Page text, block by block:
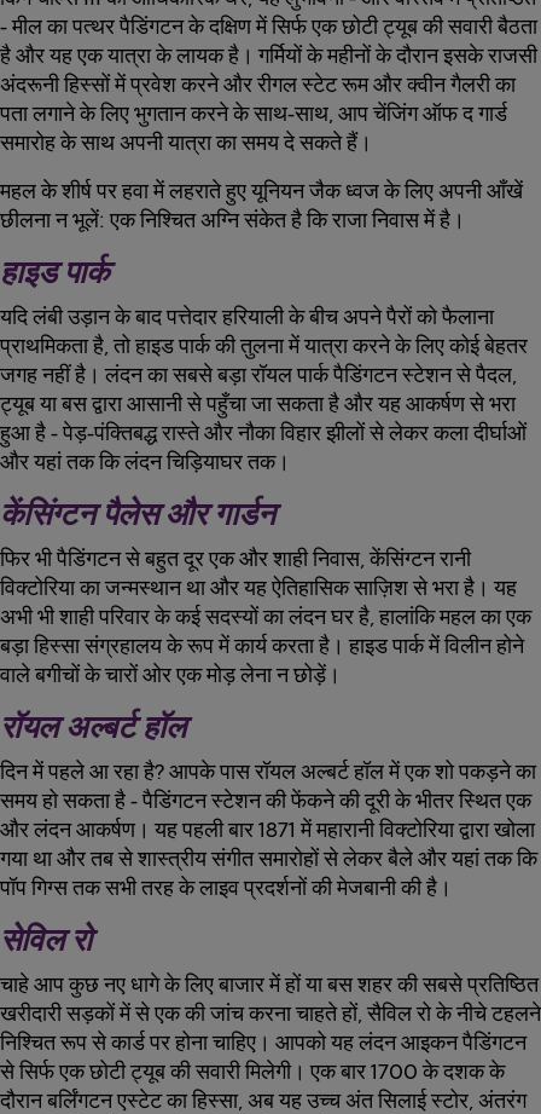
- मील का पत्थर पैडिंगटन के दक्षिण में सिर्फ एक छोटी ट्यूब की सवारी बैठता
है और यह एक यात्रा के लायक है। गर्मियों के महीनों के दौरान इसके राजसी
अंदरूनी हिस्सों में प्रवेश करने और रीगल स्टेट रूम और क्वीन गैलरी का
पता लगाने के लिए भुगतान करने के साथ-साथ, आप चेंजिंग ऑफ द गार्ड
समारोह के साथ अपनी यात्रा का समय दे सकते हैं।
महल के शीर्ष पर हवा में लहराते हुए यूनियन जैक ध्वज के लिए अपनी आँखें
छीलना न भूलें: एक निश्चित अग्नि संकेत है कि राजा निवास में है।
हाइड पार्क
यदि लंबी उड़ान के बाद पत्तेदार हरियाली के बीच अपने पैरों को फैलाना
प्राथमिकता है, तो हाइड पार्क की तुलना में यात्रा करने के लिए कोई बेहतर
जगह नहीं है। लंदन का सबसे बड़ा रॉयल पार्क पैडिंगटन स्टेशन से पैदल,
ट्यूब या बस द्वारा आसानी से पहुँचा जा सकता है और यह आकर्षण से भरा
हुआ है - पेड़-पंक्तिबद्ध रास्ते और नौका विहार झीलों से लेकर कला दीर्घाओं
और यहां तक कि लंदन चिड़ियाघर तक।
केंसिंग्टन पैलेस और गार्डन
फिर भी पैडिंगटन से बहुत दूर एक और शाही निवास, केंसिंग्टन रानी
विक्टोरिया का जन्मस्थान था और यह ऐतिहासिक साज़िश से भरा है। यह
अभी भी शाही परिवार के कई सदस्यों का लंदन घर है, हालांकि महल का एक
बड़ा हिस्सा संग्रहालय के रूप में कार्य करता है। हाइड पार्क में विलीन होने
वाले बगीचों के चारों ओर एक मोड़ लेना न छोड़ें।
रॉयल अल्बर्ट हॉल
दिन में पहले आ रहा है? आपके पास रॉयल अल्बर्ट हॉल में एक शो पकड़ने का
समय हो सकता है - पैडिंगटन स्टेशन की फेंकने की दूरी के भीतर स्थित एक
और लंदन आकर्षण। यह पहली बार 1871 में महारानी विक्टोरिया द्वारा खोला
गया था और तब से शास्त्रीय संगीत समारोहों से लेकर बैले और यहां तक कि
पॉप गिग्स तक सभी तरह के लाइव प्रदर्शनों की मेजबानी की है।
सेविल रो
चाहे आप कुछ नए धागे के लिए बाजार में हों या बस शहर की सबसे प्रतिष्ठित
खरीदारी सड़कों में से एक की जांच करना चाहते हों, सैविल रो के नीचे टहलने
निश्चित रूप से कार्ड पर होना चाहिए। आपको यह लंदन आइकन पैडिंगटन
से सिर्फ एक छोटी ट्यूब की सवारी मिलेगी। एक बार 1700 के दशक के
दौरान बर्लिंगटन एस्टेट का हिस्सा, अब यह उच्च अंत सिलाई स्टोर, अंतरंग